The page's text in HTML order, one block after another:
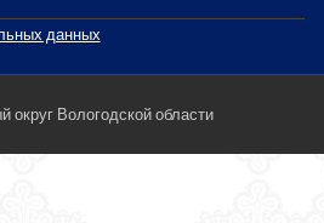
данных
Вологодской области